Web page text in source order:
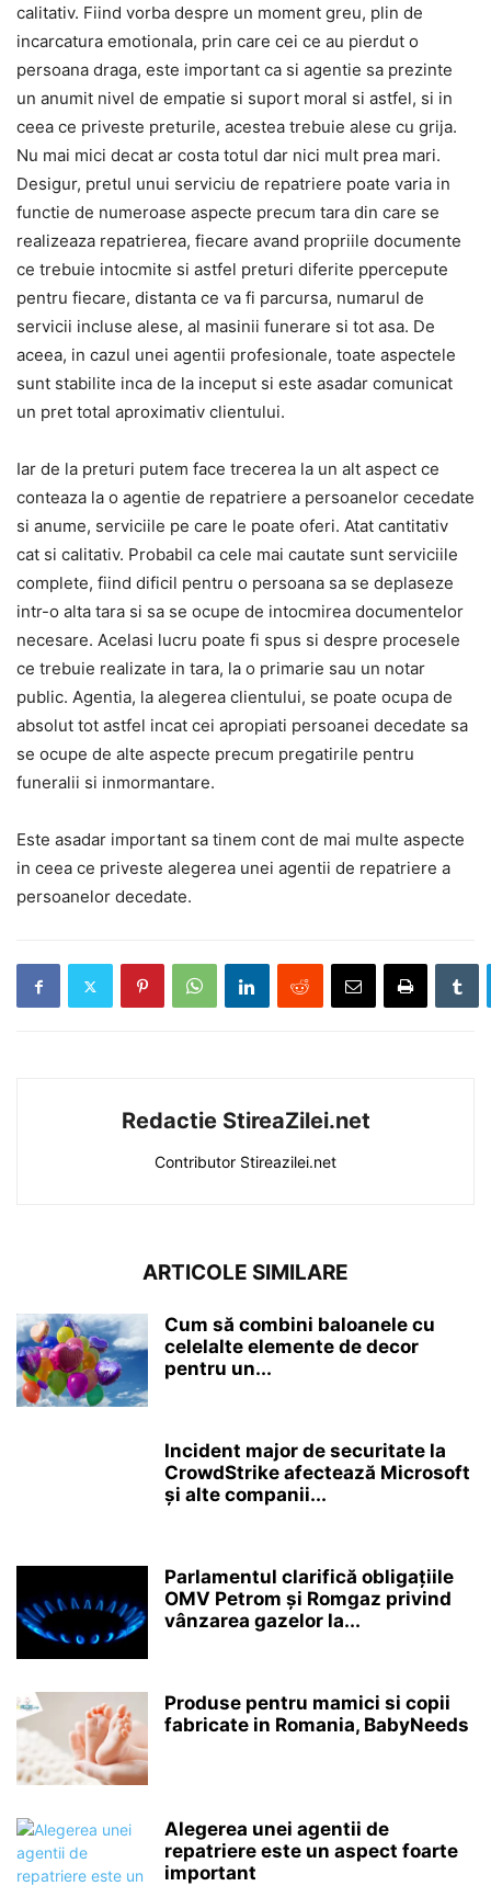
calitativ. Fiind vorba despre un moment greu, plin de
incarcatura emotionala, prin care cei ce au pierdut o
persoana draga, este important ca si agentie sa prezinte
un anumit nivel de empatie si suport moral si astfel, si in
ceea ce priveste preturile, acestea trebuie alese cu grija.
Nu mai mici decat ar costa totul dar nici mult prea mari.
Desigur, pretul unui serviciu de repatriere poate varia in
functie de numeroase aspecte precum tara din care se
realizeaza repatrierea, fiecare avand propriile documente
ce trebuie intocmite si astfel preturi diferite ppercepute
pentru fiecare, distanta ce va fi parcursa, numarul de
servicii incluse alese, al masinii funerare si tot asa. De
aceea, in cazul unei agentii profesionale, toate aspectele
sunt stabilite inca de la inceput si este asadar comunicat
un pret total aproximativ clientului.
Iar de la preturi putem face trecerea la un alt aspect ce
conteaza la o agentie de repatriere a persoanelor cecedate
si anume, serviciile pe care le poate oferi. Atat cantitativ
cat si calitativ. Probabil ca cele mai cautate sunt serviciile
complete, fiind dificil pentru o persoana sa se deplaseze
intr-o alta tara si sa se ocupe de intocmirea documentelor
necesare. Acelasi lucru poate fi spus si despre procesele
ce trebuie realizate in tara, la o primarie sau un notar
public. Agentia, la alegerea clientului, se poate ocupa de
absolut tot astfel incat cei apropiati persoanei decedate sa
se ocupe de alte aspecte precum pregatirile pentru
funeralii si inmormantare.
Este asadar important sa tinem cont de mai multe aspecte
in ceea ce priveste alegerea unei agentii de repatriere a
persoanelor decedate.
Redactie StireaZilei.net
Contributor Stireazilei.net
ARTICOLE SIMILARE
Cum să combini baloanele cu
celelalte elemente de decor
pentru un...
Incident major de securitate la
CrowdStrike afectează Microsoft
și alte companii...
Parlamentul clarifică obligațiile
OMV Petrom și Romgaz privind
vânzarea gazelor la...
Produse pentru mamici si copii
fabricate in Romania, BabyNeeds
Alegerea unei agentii de
repatriere este un aspect foarte
important